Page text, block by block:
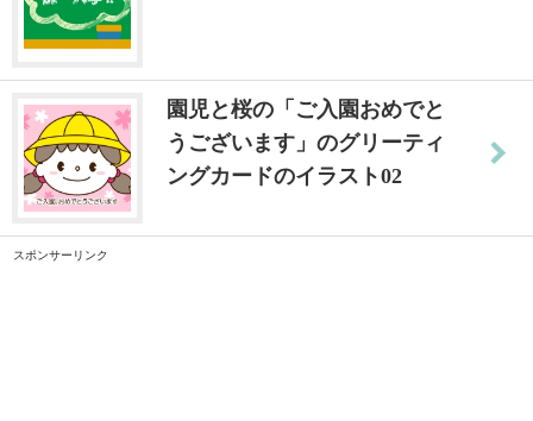
園児と桜の「ご入園おめでと
うございます」のグリーティ
ングカードのイラスト02
スポンサーリンク